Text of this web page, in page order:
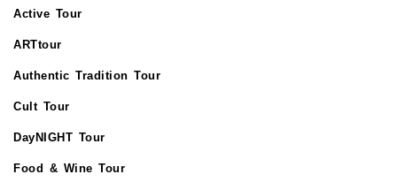
Active Tour
ARTtour
Authentic Tradition Tour
Cult Tour
DayNIGHT Tour
Food & Wine Tour